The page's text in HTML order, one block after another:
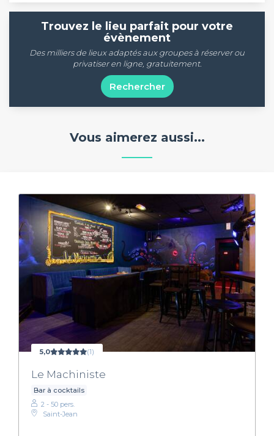
Trouvez le lieu parfait pour votre
évènement
Des milliers de lieux adaptés aux groupes à réserver ou
privatiser en ligne, gratuitement.
Rechercher
Vous aimerez aussi...
5,0 (1)
Le Machiniste
Bar à cocktails
2 - 50 pers.
Saint-Jean